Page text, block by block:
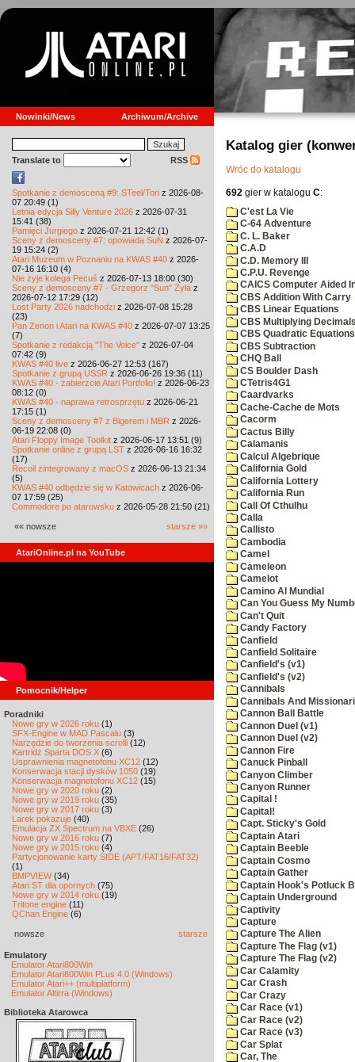
Nowinki/News Archiwum/Archive
Translate to RSS
Spotkanie z demosceną #9: STeel/Tori z 2026-08-
07 20:49 (1)
Letnia edycja Silly Venture 2026 z 2026-07-31
15:41 (38)
Pamięci Jurgiego z 2026-07-21 12:42 (1)
Sceny z demosceny #7: opowiada SuN z 2026-07-
19 15:24 (2)
Atari Muzeum w Poznaniu na KWAS #40 z 2026-
07-16 16:10 (4)
Nie żyje kolega Pecuś z 2026-07-13 18:00 (30)
Sceny z demosceny #7 - Grzegorz "Sun" Żyła z
2026-07-12 17:29 (12)
Lost Party 2026 nadchodzi z 2026-07-08 15:28
(23)
Pan Zenon i Atari na KWAS #40 z 2026-07-07 13:25
(7)
Spotkanie z redakcją "The Voice" z 2026-07-04
07:42 (9)
KWAS #40 live z 2026-06-27 12:53 (167)
Spotkanie z grupą USSR z 2026-06-26 19:36 (11)
KWAS #40 - zabierzcie Atari Portfolio! z 2026-06-23
08:12 (0)
KWAS #40 - naprawa retrosprzętu z 2026-06-21
17:15 (1)
Sceny z demosceny #7 z Bigerem i MBR z 2026-
06-19 22:08 (0)
Atari Floppy Image Toolkit z 2026-06-17 13:51 (9)
Spotkanie online z grupą LST z 2026-06-16 16:32
(17)
Recoil zintegrowany z macOS z 2026-06-13 21:34
(5)
KWAS #40 odbędzie się w Katowicach z 2026-06-
07 17:59 (25)
Commodore po atarowsku z 2026-05-28 21:50 (21)
«« nowsze starsze »»
AtariOnline.pl na YouTube
Pomocnik/Helper
Poradniki
Nowe gry w 2026 roku (1)
SFX-Engine w MAD Pascalu (3)
Narzędzie do tworzenia scrolli (12)
Kartridż Sparta DOS X (6)
Usprawnienia magnetofonu XC12 (12)
Konserwacja stacji dysków 1050 (19)
Konserwacja magnetofonu XC12 (15)
Nowe gry w 2020 roku (2)
Nowe gry w 2019 roku (35)
Nowe gry w 2017 roku (3)
Larek pokazuje (40)
Emulacja ZX Spectrum na VBXE (26)
Nowe gry w 2016 roku (7)
Nowe gry w 2015 roku (4)
Partycjonowanie karty SIDE (APT/FAT16/FAT32)
(1)
BMPVIEW(34)
Atari ST dla opornych (75)
Nowe gry w 2014 roku (19)
Tritone engine (11)
QChan Engine (6)
nowsze starsze
Emulatory
Emulator Atari800Win
Emulator Atari800Win PLus 4.0 (Windows)
Emulator Atari++ (multiplatform)
Emulator Altirra (Windows)
Biblioteka Atarowca
Katalog gier
Wróc do katalogu
692 gier w katalogu C:
C'est La Vie
C-64 Adventure
C. L. Baker
C.A.D
C.D. Memory III
C.P.U. Revenge
CAICS Computer Aided
CBS Addition With Carry
CBS Linear Equations
CBS Multiplying
CBS Quadratic Equations
CBS Subtraction
CHQ Ball
CS Boulder Dash
CTetris4G1
Caardvarks
Cache-Cache de Mots
Cacorm
Cactus Billy
Calamanis
Calcul Algebrique
California Gold
California Lottery
California Run
Call Of Cthulhu
Calla
Callisto
Cambodia
Camel
Cameleon
Camelot
Camino Al Mundial
Can You Guess My
Can't Quit
Candy Factory
Canfield
Canfield Solitaire
Canfield's (v1)
Canfield's (v2)
Cannibals
Cannibals And
Cannon Ball Battle
Cannon Duel (v1)
Cannon Duel (v2)
Cannon Fire
Canuck Pinball
Canyon Climber
Canyon Runner
Capital !
Capital!
Capt. Sticky's Gold
Captain Atari
Captain Beeble
Captain Cosmo
Captain Gather
Captain Hook's Potluck
Captain Underground
Captivity
Capture
Capture The Alien
Capture The Flag (v1)
Capture The Flag (v2)
Car Calamity
Car Crash
Car Crazy
Car Race (v1)
Car Race (v2)
Car Race (v3)
Car Splat
Car, The